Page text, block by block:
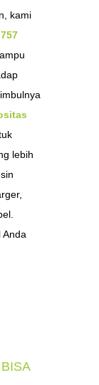
kami
lebih
Anda